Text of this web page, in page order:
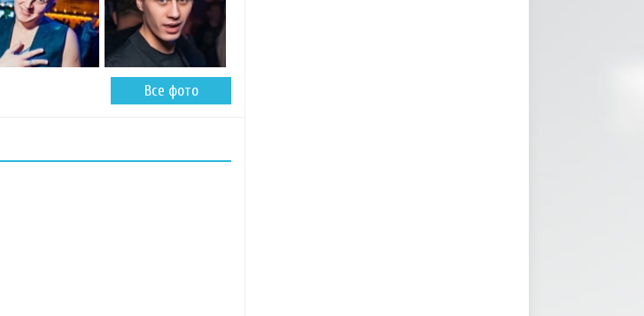
Все фото